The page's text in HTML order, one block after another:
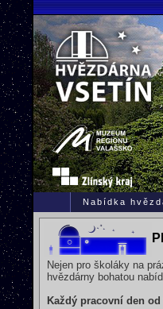
Nabídka
Nejen pro školáky na
hvězdárny bohatou
Každý pracovní den